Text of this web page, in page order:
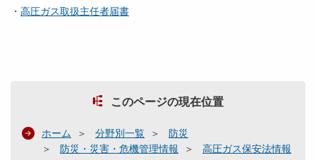
・ 高圧ガス取扱主任者届書
このページの現在位置
ホーム 分野別一覧
防災
防災・災害・危機管理情報
高圧ガス保安法情報